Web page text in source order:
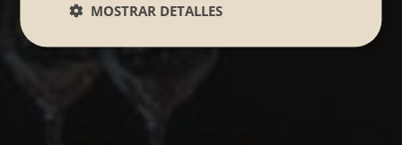
MOSTRAR DETALLES